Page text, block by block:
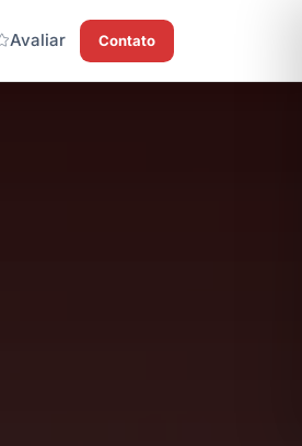
Avaliar Contato